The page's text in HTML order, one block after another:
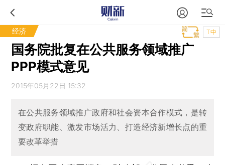
经济 T中
国务院批复在公共服务领域推广
PPP模式意见
2015年05月22日 15:32
在公共服务领域推广政府和社会资本合作模式，是转
变政府职能、激发市场活力、打造经济新增长点的重
要改革举措